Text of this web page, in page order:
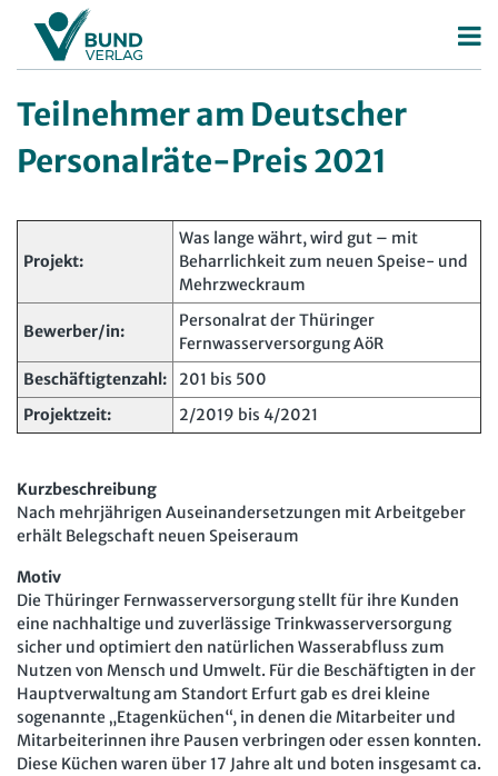
Mitbestimmung
Arbeitsschutz
Beschäftigtendatenschutz
Deutscher Betriebsrätepreis
Mitbestimmungskompass
Personalvertretungsrecht
Beschäftigtendatenschutz
Lexikon
JAV
Arbeit in der JAV
SBV
Arbeit in der SBV
MAV
Arbeit in der MAV
Bücher
Zeitschriften
Arbeitsrecht im Betrieb
Der Personalrat
Fachmodule
Betriebsratswissen online
Software
Teilnehmer am Deutscher
Personalräte-Preis 2021
Projekt:
Was lange währt, wird gut – mit
Beharrlichkeit zum neuen Speise- und
Mehrzweckraum
Bewerber/in:
Personalrat der Thüringer
Fernwasserversorgung AöR
Beschäftigtenzahl:
201 bis 500
Projektzeit:
2/2019 bis 4/2021
Kurzbeschreibung
Nach mehrjährigen Auseinandersetzungen mit Arbeitgeber
erhält Belegschaft neuen Speiseraum
Motiv
Die Thüringer Fernwasserversorgung stellt für ihre Kunden
eine nachhaltige und zuverlässige Trinkwasserversorgung
sicher und optimiert den natürlichen Wasserabfluss zum
Nutzen von Mensch und Umwelt. Für die Beschäftigten in der
Hauptverwaltung am Standort Erfurt gab es drei kleine
sogenannte „Etagenküchen“, in denen die Mitarbeiter und
Mitarbeiterinnen ihre Pausen verbringen oder essen konnten.
Diese Küchen waren über 17 Jahre alt und boten insgesamt ca.